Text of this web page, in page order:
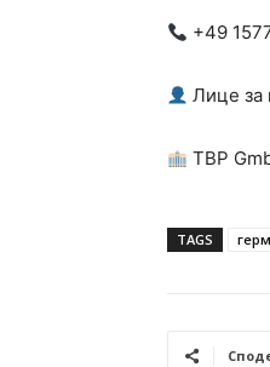
+49
Лице за
TBP
TAGS